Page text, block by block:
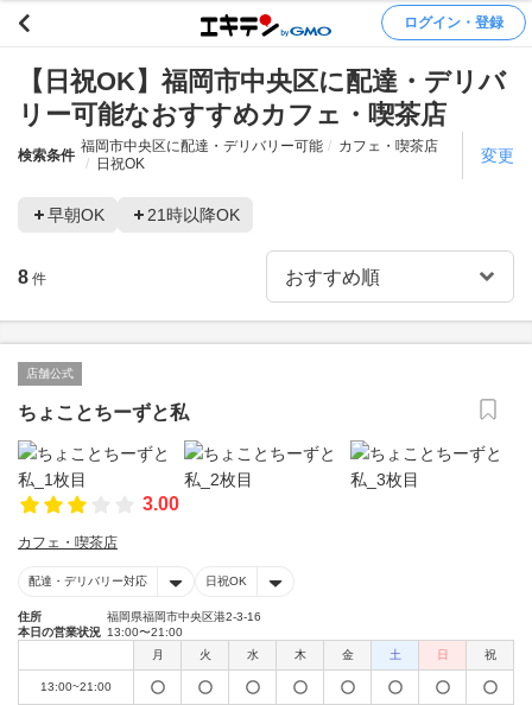
ログイン・登録
【日祝OK】福岡市中央区に配達・デリバ
リー可能なおすすめカフェ・喫茶店
検索条件
福岡市中央区に配達・デリバリー可能
カフェ・喫茶店
日祝OK
変更
早朝OK 21時以降OK
8 件
店舗公式
ちょことちーずと私
3.00
カフェ・喫茶店
配達・デリバリー対応 日祝OK
住所
福岡県福岡市中央区港2-3-16
本日の営業状況 13:00〜21:00
月
火 水 木 金 土 日 祝
13:00~21:00